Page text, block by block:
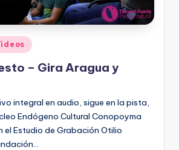
– Gira Aragua y
integral en audio, sigue en la pista,
Endógeno Cultural Conopoyma
el Estudio de Grabación Otilio